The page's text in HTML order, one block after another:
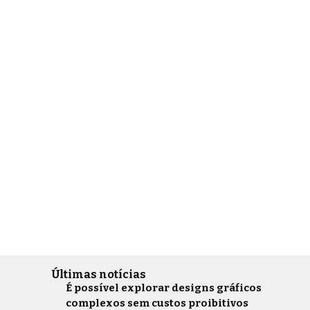
Últimas notícias
É possível explorar designs gráficos
complexos sem custos proibitivos